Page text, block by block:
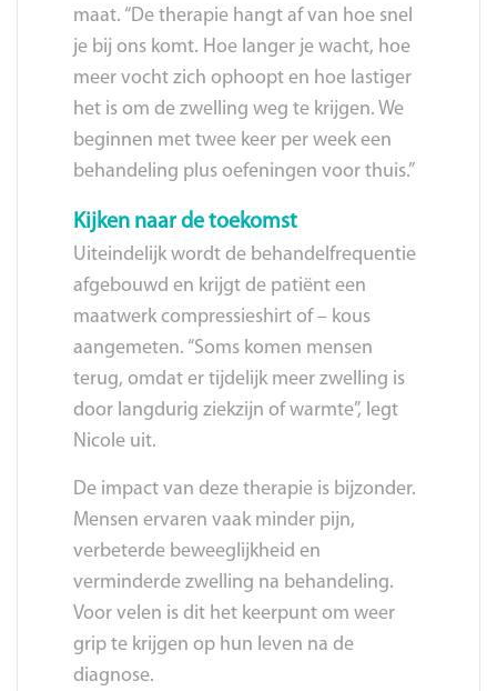
maat. “De therapie hangt af van hoe snel
je bij ons komt. Hoe langer je wacht, hoe
meer vocht zich ophoopt en hoe lastiger
het is om de zwelling weg te krijgen. We
beginnen met twee keer per week een
behandeling plus oefeningen voor thuis.”
Kijken naar de toekomst
Uiteindelijk wordt de behandelfrequentie
afgebouwd en krijgt de patiënt een
maatwerk compressieshirt of – kous
aangemeten. “Soms komen mensen
terug, omdat er tijdelijk meer zwelling is
door langdurig ziekzijn of warmte”, legt
Nicole uit.
De impact van deze therapie is bijzonder.
Mensen ervaren vaak minder pijn,
verbeterde beweeglijkheid en
verminderde zwelling na behandeling.
Voor velen is dit het keerpunt om weer
grip te krijgen op hun leven na de
diagnose.